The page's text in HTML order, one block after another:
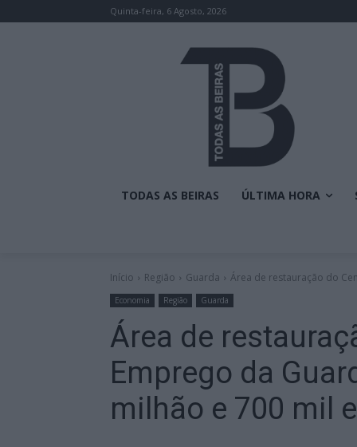
Quinta-feira, 6 Agosto, 2026
TODAS AS BEIRAS ÚLTIMA HORA
Início Região Guarda Área de restauração do
Economia Região Guarda
Área de
Emprego da
milhão e 700 mil